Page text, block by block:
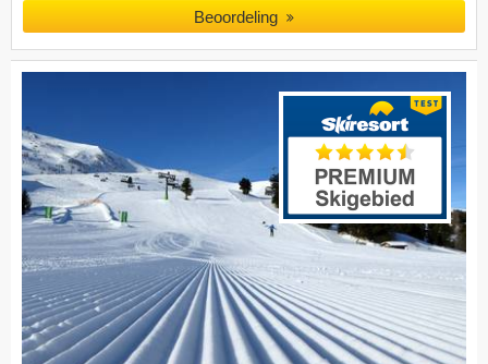
Beoordeling